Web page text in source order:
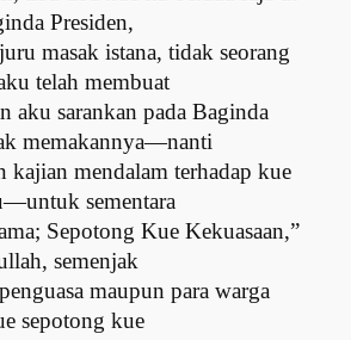
Presiden,
masak istana, tidak seorang
telah membuat
aku sarankan pada Baginda
memakannya—nanti
kajian mendalam terhadap kue
sementara
Sepotong Kue Kekuasaan,”
semenjak
maupun para warga
sepotong kue